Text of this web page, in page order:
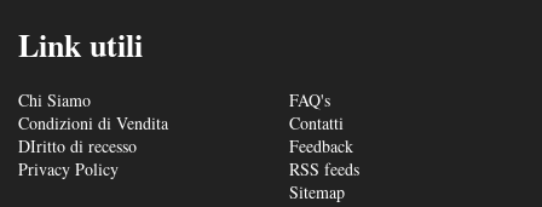
Link utili
Chi Siamo
Condizioni di Vendita
DIritto di recesso
Privacy Policy
FAQ's
Contatti
Feedback
RSS feeds
Sitemap